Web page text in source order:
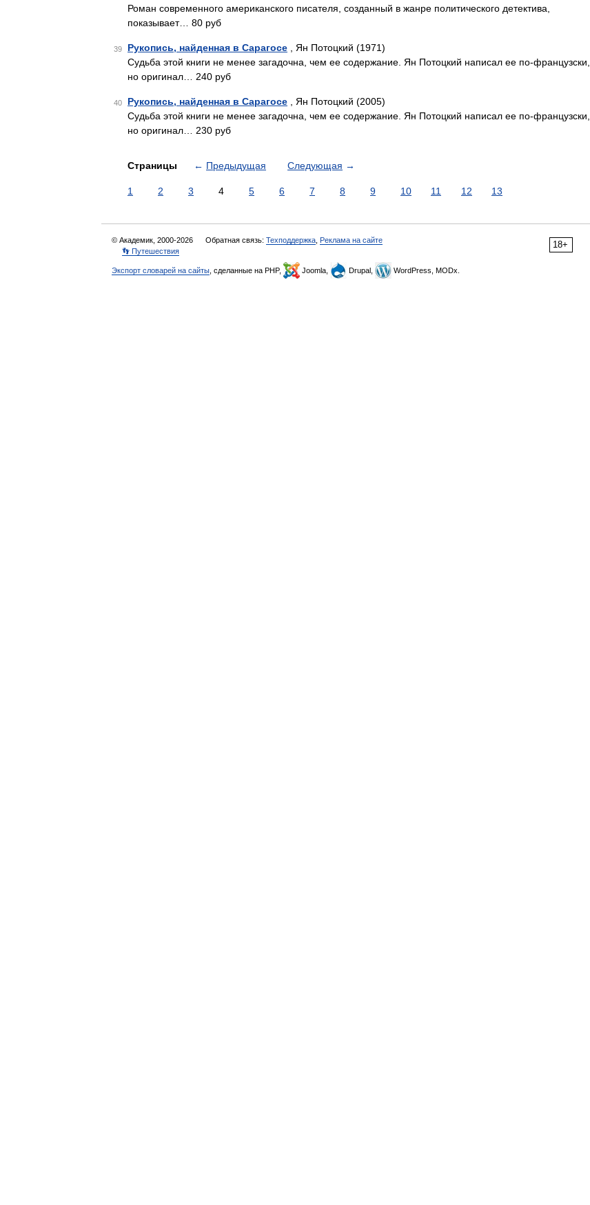
Роман современного американского писателя, созданный в жанре политического детектива,
показывает… 80 руб
39 Рукопись, найденная в Сарагосе , Ян Потоцкий (1971)
Судьба этой книги не менее загадочна, чем ее содержание. Ян Потоцкий написал ее по-французски,
но оригинал… 240 руб
40 Рукопись, найденная в Сарагосе , Ян Потоцкий (2005)
Судьба этой книги не менее загадочна, чем ее содержание. Ян Потоцкий написал ее по-французски,
но оригинал… 230 руб
Страницы ← Предыдущая Следующая →
1 2 3 4 5 6 7 8 9 10 11 12 13
18+
© Академик, 2000-2026 Обратная связь: Техподдержка Реклама на сайте
👣 Путешествия
Экспорт словарей на сайты , сделанные на PHP, Joomla, Drupal, WordPress, MODx.